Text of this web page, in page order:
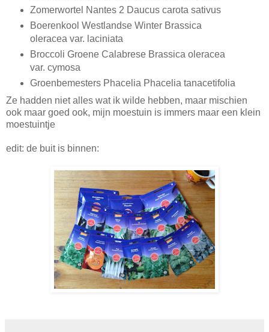
Zomerwortel Nantes 2 Daucus carota sativus
Boerenkool Westlandse Winter Brassica
oleracea var. laciniata
Broccoli Groene Calabrese Brassica oleracea
var. cymosa
Groenbemesters Phacelia Phacelia tanacetifolia
Ze hadden niet alles wat ik wilde hebben, maar mischien
ook maar goed ook, mijn moestuin is immers maar een klein
moestuintje
edit: de buit is binnen: